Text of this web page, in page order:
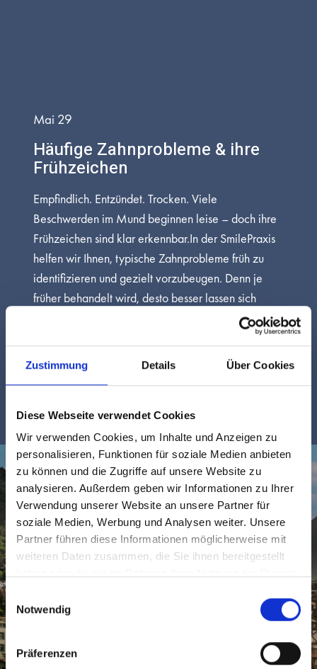
Zustimmung Details Über Cookies
Diese Webseite verwendet Cookies
Wir verwenden Cookies, um Inhalte und Anzeigen zu
personalisieren, Funktionen für soziale Medien anbieten
zu können und die Zugriffe auf unsere Website zu
analysieren. Außerdem geben wir Informationen zu Ihrer
Verwendung unserer Website an unsere Partner für
soziale Medien, Werbung und Analysen weiter. Unsere
Partner führen diese Informationen möglicherweise mit
weiteren Daten zusammen, die Sie ihnen bereitgestellt
Einwilligungsauswahl
Notwendig
Präferenzen
Mai 29
Häufige Zahnprobleme & ihre
Frühzeichen
Empfindlich. Entzündet. Trocken. Viele
Beschwerden im Mund beginnen leise – doch ihre
Frühzeichen sind klar erkennbar.In der SmilePraxis
helfen wir Ihnen, typische Zahnprobleme früh zu
identifizieren und gezielt vorzubeugen. Denn je
früher behandelt wird, desto besser lassen sich
Zähne und Zahnfleisch erhalten. Warum sind
Frühzeichen so wichtig? Zahnprobleme entwickeln
sich oft schleichend. Kleine Symptome wie […]